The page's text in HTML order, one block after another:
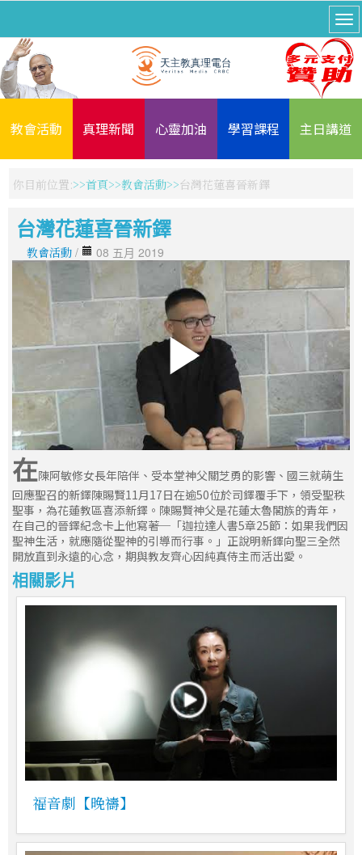
教會活動 真理新聞 心靈加油 學習課程 主日講道
你目前位置: 首頁 教會活動 台灣花蓮喜晉新鐸
台灣花蓮喜晉新鐸
教會活動 / 08 五月 2019
在陳阿敏修女長年陪伴、受本堂神父關芝勇的影響、國三就萌生
回應聖召的新鐸陳賜賢11月17日在逾50位於司鐸覆手下，領受聖秩
聖事，為花蓮教區喜添新鐸。陳賜賢神父是花蓮太魯閣族的青年，
在自己的晉鐸紀念卡上他寫著─「迦拉達人書5章25節：如果我們因
聖神生活，就應隨從聖神的引導而行事。」正說明新鐸向聖三全然
開放直到永遠的心念，期與教友齊心因純真侍主而活出愛。
相關影片
福音劇【晚禱】